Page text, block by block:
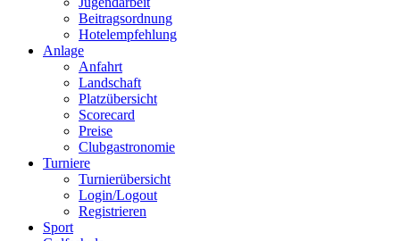
Beitragsordnung
Hotelempfehlung
Anlage
Anfahrt
Landschaft
Platzübersicht
Scorecard
Preise
Clubgastronomie
Turniere
Turnierübersicht
Login/Logout
Registrieren
Sport